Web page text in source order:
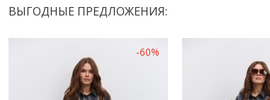
ВЫГОДНЫЕ ПРЕДЛОЖЕНИЯ:
-60%